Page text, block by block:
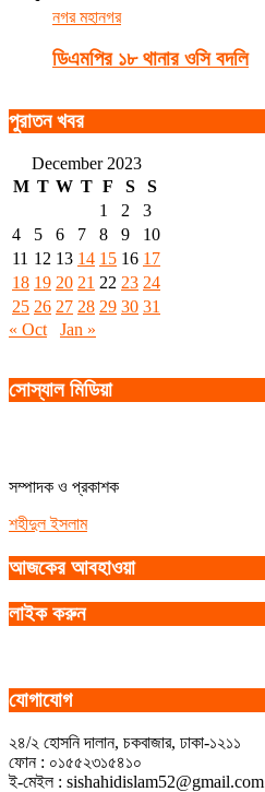
নগর মহানগর
ডিএমপির ১৮ থানার ওসি বদলি
পুরাতন খবর
December 2023
M T W T F S
S
1
2
3
4
5 6 7 8 9
10
11 12 13 14 15 16 17
18 19 20 21 22 23 24
25 26 27 28 29 30 31
« Oct
Jan »
সোস্যাল মিডিয়া
সম্পাদক ও প্রকাশক
শহীদুল ইসলাম
আজকের আবহাওয়া
লাইক করুন
যোগাযোগ
২৪/২ হোসনি দালান, চকবাজার, ঢাকা-১২১১
ফোন : ০১৫৫২৩১৫৪১০
ই-মেইল : sishahidislam52@gmail.com